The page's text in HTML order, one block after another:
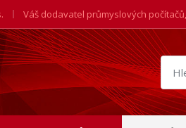
Váš dodavatel průmyslových